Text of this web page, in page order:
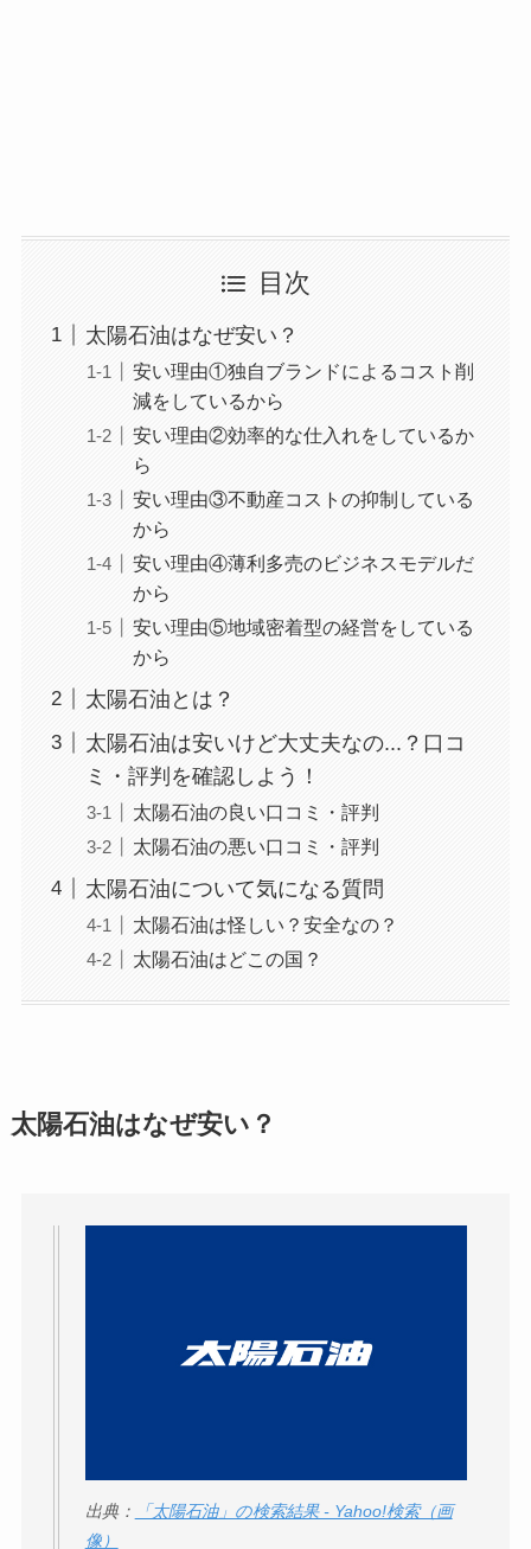
目次
太陽石油はなぜ安い？
安い理由①独自ブランドによるコスト削
減をしているから
安い理由②効率的な仕入れをしているか
ら
安い理由③不動産コストの抑制している
から
安い理由④薄利多売のビジネスモデルだ
から
安い理由⑤地域密着型の経営をしている
から
太陽石油とは？
太陽石油は安いけど大丈夫なの...？口コ
ミ・評判を確認しよう！
太陽石油の良い口コミ・評判
太陽石油の悪い口コミ・評判
太陽石油について気になる質問
太陽石油は怪しい？安全なの？
太陽石油はどこの国？
太陽石油はなぜ安い？
出典：
「太陽石油」の検索結果 - Yahoo!検索（画
像）